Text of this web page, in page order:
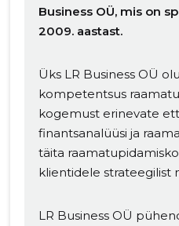
Business OÜ, mis on
2009. aastast.
Üks LR Business OÜ
kompetentsus
kogemust erinevate
finantsanalüüsi ja
täita
klientidele strateegilist
LR Business OÜ